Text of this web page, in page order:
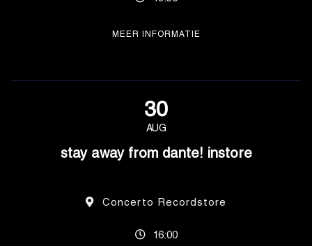
MEER INFORMATIE
30
AUG
stay away from dante! instore
Concerto Recordstore
16:00